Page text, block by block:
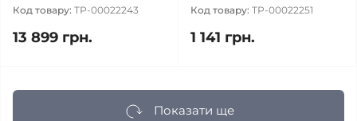
Код товару: ТР-00022243
13 899 грн.
Код товару: ТР-00022251
1 141 грн.
Показати ще